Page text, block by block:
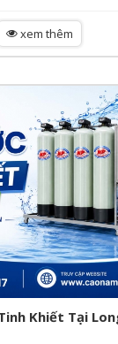
xem thêm
Khiết Tại